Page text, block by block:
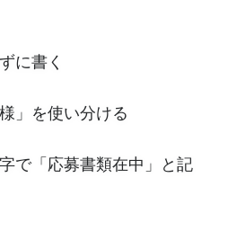
に書く
」を使い分ける
で「応募書類在中」と記